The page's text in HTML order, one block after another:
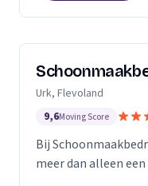
Urk, Flevoland
9,6Moving Score
Bij
meer dan alleen